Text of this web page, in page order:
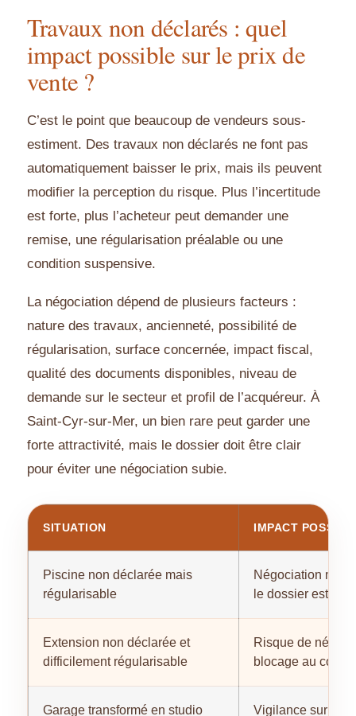
Travaux non déclarés : quel
impact possible sur le prix de
vente ?
C’est le point que beaucoup de vendeurs sous-
estiment. Des travaux non déclarés ne font pas
automatiquement baisser le prix, mais ils peuvent
modifier la perception du risque. Plus l’incertitude
est forte, plus l’acheteur peut demander une
remise, une régularisation préalable ou une
condition suspensive.
La négociation dépend de plusieurs facteurs :
nature des travaux, ancienneté, possibilité de
régularisation, surface concernée, impact fiscal,
qualité des documents disponibles, niveau de
demande sur le secteur et profil de l’acquéreur. À
Saint-Cyr-sur-Mer, un bien rare peut garder une
forte attractivité, mais le dossier doit être clair
pour éviter une négociation subie.
SITUATION IMPACT
Piscine non déclarée mais
régularisable
Négociation
le dossier est
Extension non déclarée et
difficilement régularisable
Risque de
blocage au
Garage transformé en studio Vigilance sur la